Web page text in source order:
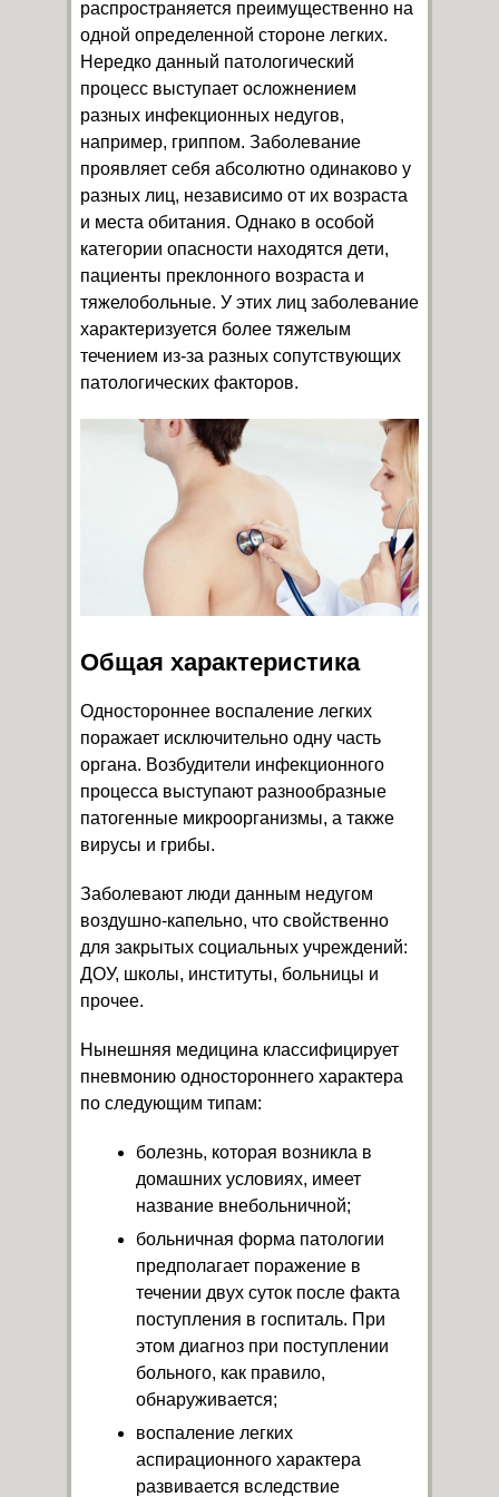
распространяется преимущественно на
одной определенной стороне легких.
Нередко данный патологический
процесс выступает осложнением
разных инфекционных недугов,
например, гриппом. Заболевание
проявляет себя абсолютно одинаково у
разных лиц, независимо от их возраста
и места обитания. Однако в особой
категории опасности находятся дети,
пациенты преклонного возраста и
тяжелобольные. У этих лиц заболевание
характеризуется более тяжелым
течением из-за разных сопутствующих
патологических факторов.
Общая характеристика
Одностороннее воспаление легких
поражает исключительно одну часть
органа. Возбудители инфекционного
процесса выступают разнообразные
патогенные микроорганизмы, а также
вирусы и грибы.
Заболевают люди данным недугом
воздушно-капельно, что свойственно
для закрытых социальных учреждений:
ДОУ, школы, институты, больницы и
прочее.
Нынешняя медицина классифицирует
пневмонию одностороннего характера
по следующим типам:
болезнь, которая возникла в
домашних условиях, имеет
название внебольничной;
больничная форма патологии
предполагает поражение в
течении двух суток после факта
поступления в госпиталь. При
этом диагноз при поступлении
больного, как правило,
обнаруживается;
воспаление легких
аспирационного характера
развивается вследствие